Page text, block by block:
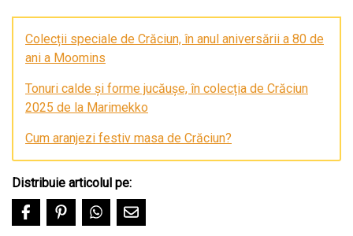
Colecții speciale de Crăciun, în anul aniversării a 80 de
ani a Moomins
Tonuri calde și forme jucăușe, în colecția de Crăciun
2025 de la Marimekko
Cum aranjezi festiv masa de Crăciun?
Distribuie articolul pe: